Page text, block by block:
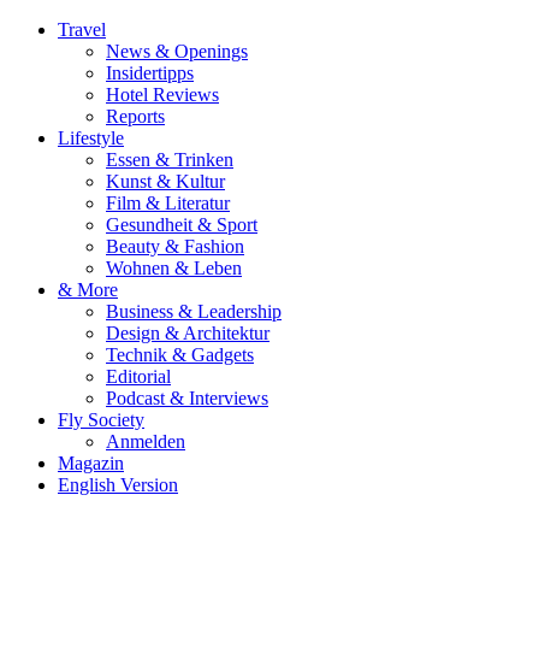
Travel
News & Openings
Insidertipps
Hotel Reviews
Reports
Lifestyle
Essen & Trinken
Kunst & Kultur
Film & Literatur
Gesundheit & Sport
Beauty & Fashion
Wohnen & Leben
& More
Business & Leadership
Design & Architektur
Technik & Gadgets
Editorial
Podcast & Interviews
Fly Society
Anmelden
Magazin
English Version